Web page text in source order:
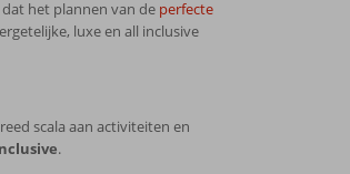
het plannen van de perfecte
luxe en all inclusive
scala aan activiteiten en
.